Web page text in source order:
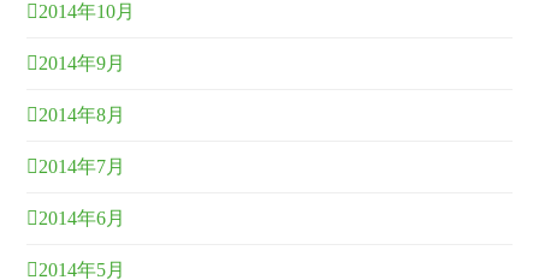
2014年10月
2014年9月
2014年8月
2014年7月
2014年6月
2014年5月